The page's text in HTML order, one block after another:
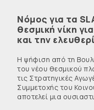
Νόμος για τα
θεσμική νίκη
και την
Η ψήφιση από τη
του νέου θεσμικού
τις Στρατηγικές
Συμμετοχής του
αποτελεί μια